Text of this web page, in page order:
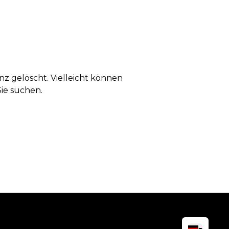
gelöscht. Vielleicht können
suchen.